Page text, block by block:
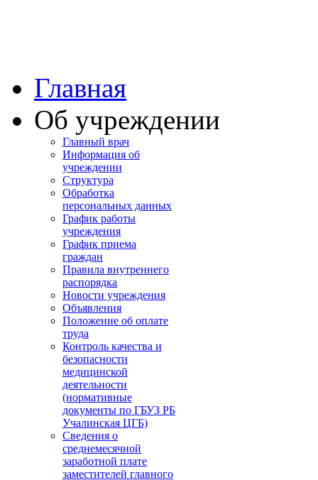
Главная
Об учреждении
Главный врач
Информация об
учреждении
Структура
Обработка
персональных данных
График работы
учреждения
График приема
граждан
Правила внутреннего
распорядка
Новости учреждения
Объявления
Положение об оплате
труда
Контроль качества и
безопасности
медицинской
деятельности
(нормативные
документы по ГБУЗ РБ
Учалинская ЦГБ)
Сведения о
среднемесячной
заработной плате
заместителей главного